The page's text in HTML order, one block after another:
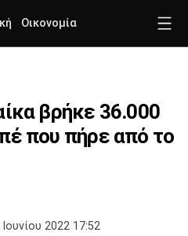
Οικονομία
βρήκε 36.000
που πήρε από το
2022 17:52